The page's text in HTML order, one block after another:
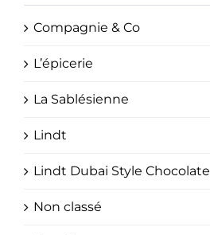
Compagnie & Co
L’épicerie
La Sablésienne
Lindt
Lindt Dubai Style Chocolate
Non classé